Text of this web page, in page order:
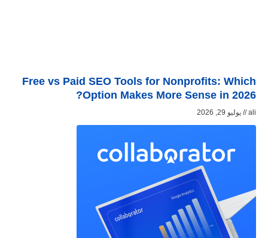
Free vs Paid SEO Tools for Nonprofits: Which
Option Makes More Sense in 2026?
ali يوليو 29, 2026